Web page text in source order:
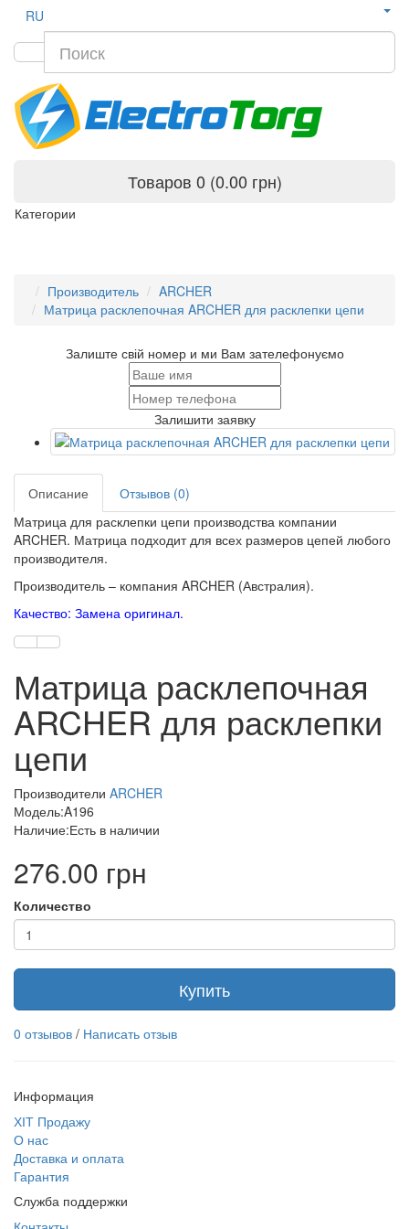
RU
Товаров 0 (0.00 грн)
Категории
Производитель
ARCHER
Матрица расклепочная ARCHER для расклепки цепи
Залиште свій номер и ми Вам зателефонуємо
Залишити заявку
Описание
Отзывов (0)
Матрица для расклепки цепи производства компании
ARCHER. Матрица подходит для всех размеров цепей любого
производителя.
Производитель – компания ARCHER (Австралия).
Качество: Замена оригинал.
Матрица расклепочная
ARCHER для расклепки
цепи
Производители ARCHER
Модель:A196
Наличие:Есть в наличии
276.00 грн
Количество
Купить
0 отзывов / Написать отзыв
Информация
ХІТ Продажу
О нас
Доставка и оплата
Гарантия
Служба поддержки